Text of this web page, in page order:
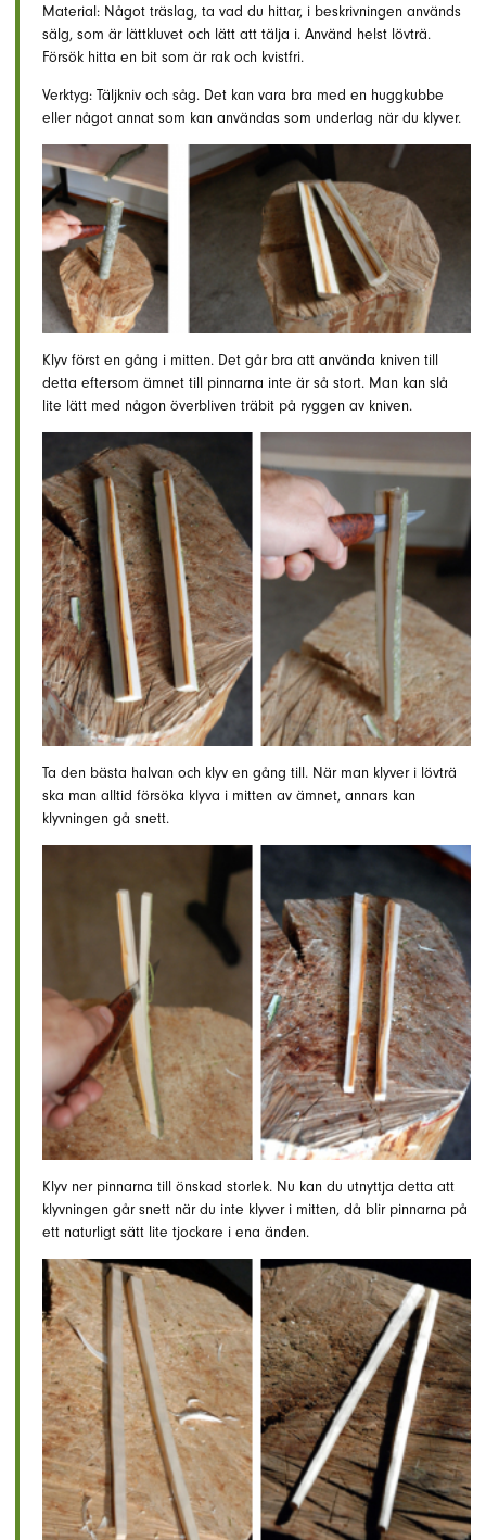
Material: Något träslag, ta vad du hittar, i beskrivningen används
sälg, som är lättkluvet och lätt att tälja i. Använd helst lövträ.
Försök hitta en bit som är rak och kvistfri.
Verktyg: Täljkniv och såg. Det kan vara bra med en huggkubbe
eller något annat som kan användas som underlag när du klyver.
Klyv först en gång i mitten. Det går bra att använda kniven till
detta eftersom ämnet till pinnarna inte är så stort. Man kan slå
lite lätt med någon överbliven träbit på ryggen av kniven.
Ta den bästa halvan och klyv en gång till. När man klyver i lövträ
ska man alltid försöka klyva i mitten av ämnet, annars kan
klyvningen gå snett.
Klyv ner pinnarna till önskad storlek. Nu kan du utnyttja detta att
klyvningen går snett när du inte klyver i mitten, då blir pinnarna på
ett naturligt sätt lite tjockare i ena änden.